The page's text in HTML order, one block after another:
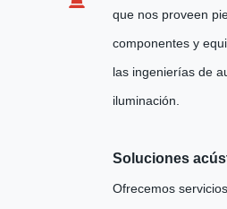
que nos proveen
componentes y
las ingenierías de
iluminación.
Soluciones
Ofrecemos